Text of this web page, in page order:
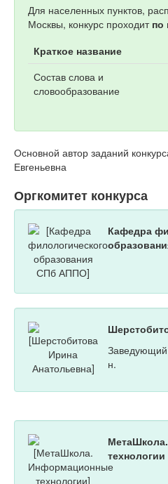
Для населенных пунктов,
Москвы, конкурс проходит по
Краткое название
Состав слова и
словообразование
Основной автор заданий
Евгеньевна
Оргкомитет конкурса
Кафедра
Заведующий
н.
технологии